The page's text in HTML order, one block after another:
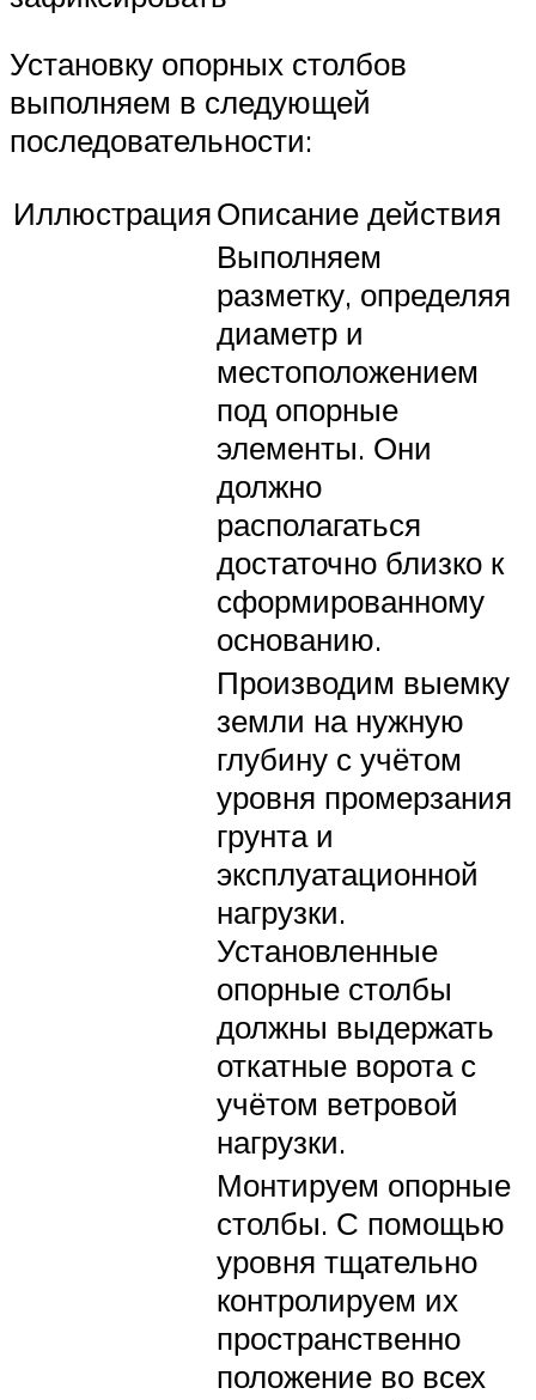
Установку опорных столбов
выполняем в следующей
последовательности:
ИллюстрацияОписание действия
Выполняем
разметку, определяя
диаметр и
местоположением
под опорные
элементы. Они
должно
располагаться
достаточно близко к
сформированному
основанию.
Производим выемку
земли на нужную
глубину с учётом
уровня промерзания
грунта и
эксплуатационной
нагрузки.
Установленные
опорные столбы
должны выдержать
откатные ворота с
учётом ветровой
нагрузки.
Монтируем опорные
столбы. С помощью
уровня тщательно
контролируем их
пространственно
положение во всех